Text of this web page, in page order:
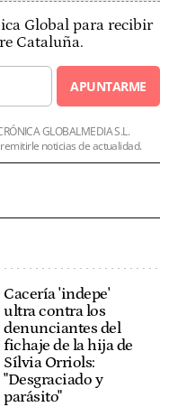
Global para recibir
Cataluña.
APUNTARME
GLOBALMEDIA S.L.
noticias de actualidad.
Cacería 'indepe'
ultra contra los
denunciantes del
fichaje de la hija de
Sílvia Orriols:
"Desgraciado y
parásito"